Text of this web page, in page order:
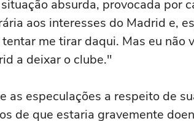
absurda, provocada por
aos interesses do Madrid e,
me tirar daqui. Mas eu não
a deixar o clube."
as especulações a respeito de
de que estaria gravemente